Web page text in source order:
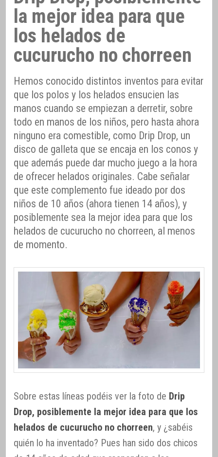
la mejor idea para que
los helados de
cucurucho no chorreen
Hemos conocido distintos inventos para evitar
que los polos y los helados ensucien las
manos cuando se empiezan a derretir, sobre
todo en manos de los niños, pero hasta ahora
ninguno era comestible, como Drip Drop, un
disco de galleta que se encaja en los conos y
que además puede dar mucho juego a la hora
de ofrecer helados originales. Cabe señalar
que este complemento fue ideado por dos
niños de 10 años (ahora tienen 14 años), y
posiblemente sea la mejor idea para que los
helados de cucurucho no chorreen, al menos
de momento.
Sobre estas líneas podéis ver la foto de Drip
Drop, posiblemente la mejor idea para que los
helados de cucurucho no chorreen, y ¿sabéis
quién lo ha inventado? Pues han sido dos chicos